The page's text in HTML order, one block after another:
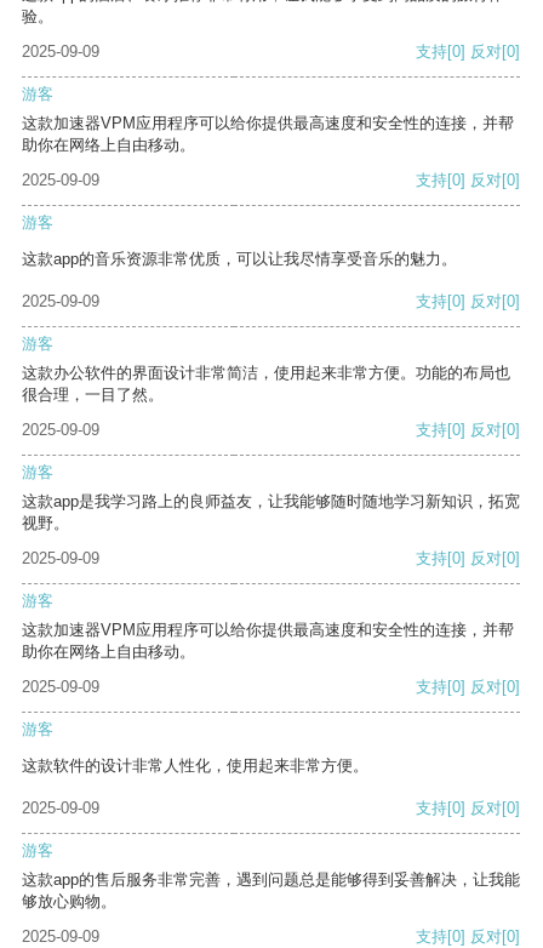
验。
2025-09-09
支持[0] 反对[0]
游客
这款加速器VPM应用程序可以给你提供最高速度和安全性的连接，并帮
助你在网络上自由移动。
2025-09-09
支持[0] 反对[0]
游客
这款app的音乐资源非常优质，可以让我尽情享受音乐的魅力。
2025-09-09 支持[0] 反对[0]
游客
这款办公软件的界面设计非常简洁，使用起来非常方便。功能的布局也
很合理，一目了然。
2025-09-09
支持[0] 反对[0]
游客
这款app是我学习路上的良师益友，让我能够随时随地学习新知识，拓宽
视野。
2025-09-09
支持[0] 反对[0]
游客
这款加速器VPM应用程序可以给你提供最高速度和安全性的连接，并帮
助你在网络上自由移动。
2025-09-09
支持[0] 反对[0]
游客
这款软件的设计非常人性化，使用起来非常方便。
2025-09-09 支持[0] 反对[0]
游客
这款app的售后服务非常完善，遇到问题总是能够得到妥善解决，让我能
够放心购物。
2025-09-09
支持[0] 反对[0]